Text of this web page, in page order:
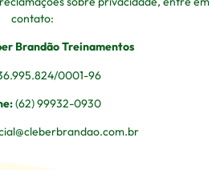
contato:
Brandão Treinamentos
0001-96
(62) 99932-0930